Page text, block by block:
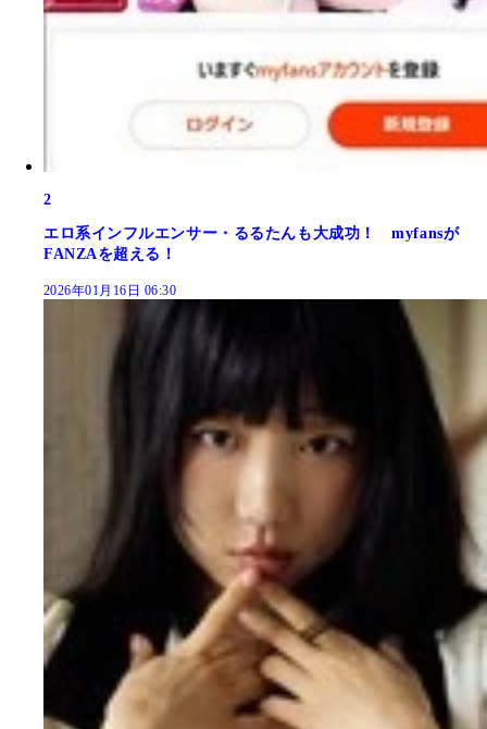
2
エロ系インフルエンサー・るるたんも大成功！ myfansが
FANZAを超える！
2026年01月16日 06:30